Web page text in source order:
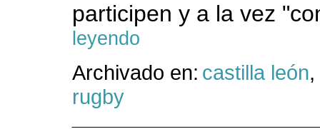
participen y a la vez
leyendo
Archivado en: castilla león,
rugby